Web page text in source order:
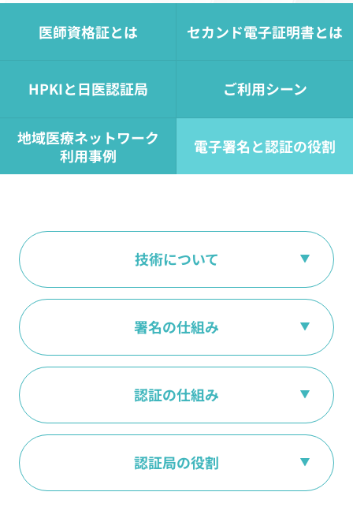
医師資格証とは セカンド電子証明書とは
HPKIと日医認証局 ご利用シーン
地域医療ネットワーク
利用事例
電子署名と認証の役割
技術について
署名の仕組み
認証の仕組み
認証局の役割